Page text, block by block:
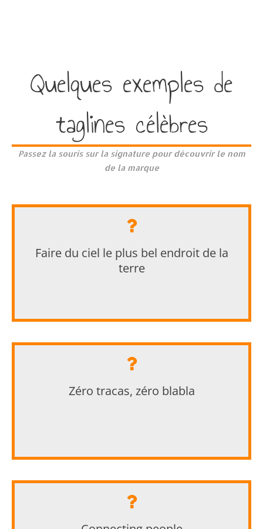
Quelques exemples de
taglines célèbres
Passez la souris sur la signature pour découvrir le nom
de la marque
Faire du ciel le plus bel endroit de la
terre
Air France
Zéro tracas, zéro blabla
MMA
Nokia